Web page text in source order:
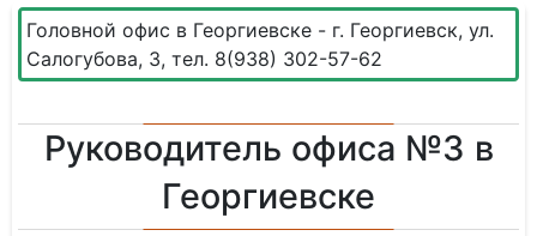
Головной офис в Георгиевске - г. Георгиевск, ул.
Салогубова, 3, тел. 8(938) 302-57-62
Руководитель офиса №3 в
Георгиевске